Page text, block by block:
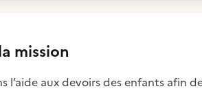
mission
l’aide aux devoirs des enfants afin